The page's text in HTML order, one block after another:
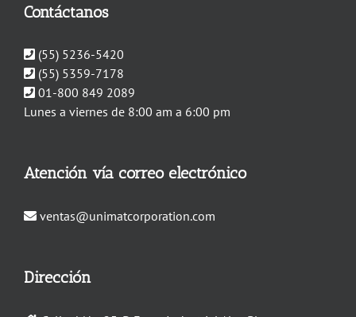
Contáctanos
(55) 5236-5420
(55) 5359-7178
01-800 849 2089
Lunes a viernes de 8:00 am a 6:00 pm
Atención vía correo electrónico
ventas@unimatcorporation.com
Dirección